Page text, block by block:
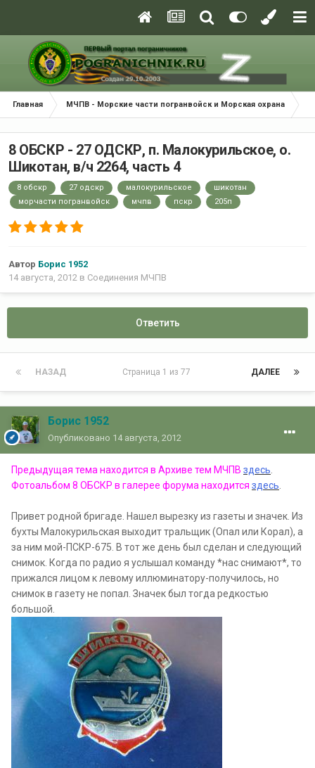
Главная МЧПВ - Морские части погранвойск и Морская охрана
8 ОБСКР - 27 ОДСКР, п. Малокурильское, о.
Шикотан, в/ч 2264, часть 4
8 обскр 27 одскр малокурильское
шикотан
морчасти погранвойск
мчпв пскр 205п
Автор Борис 1952
14 августа, 2012 в Соединения МЧПВ
Ответить
НАЗАД ДАЛЕЕ
Страница 1 из 77
Борис 1952
Опубликовано 14 августа, 2012
Предыдущая тема находится в Архиве тем МЧПВ здесь.
Фотоальбом 8 ОБСКР в галерее форума находится здесь.
Привет родной бригаде. Нашел вырезку из газеты и значек. Из
бухты Малокурильская выходит тральщик (Опал или Корал), а
за ним мой-ПСКР-675. В тот же день был сделан и следующий
снимок. Когда по радио я услышал команду *нас снимают*, то
прижался лицом к левому иллюминатору-получилось, но
снимок в газету не попал. Значек был тогда редкостью
большой.